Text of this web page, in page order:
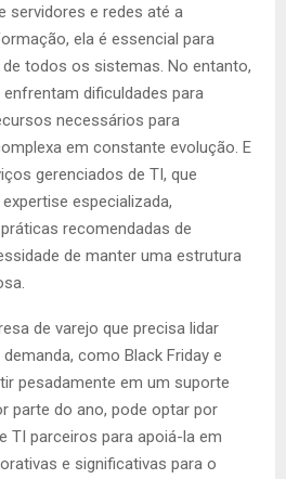
servidores e redes até a
ela é essencial para
todos os sistemas. No entanto,
dificuldades para
necessários para
em constante evolução. E
gerenciados de TI, que
especializada,
recomendadas de
de manter uma estrutura
de varejo que precisa lidar
como Black Friday e
pesadamente em um suporte
parte do ano, pode optar por
TI parceiros para apoiá-la em
e significativas para o